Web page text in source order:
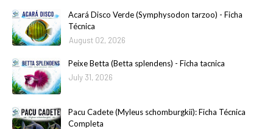
Acará Disco Verde (Symphysodon tarzoo) - Ficha
Técnica
August 02, 2026
Peixe Betta (Betta splendens) - Ficha tacnica
July 31, 2026
Pacu Cadete (Myleus schomburgkii): Ficha Técnica
Completa